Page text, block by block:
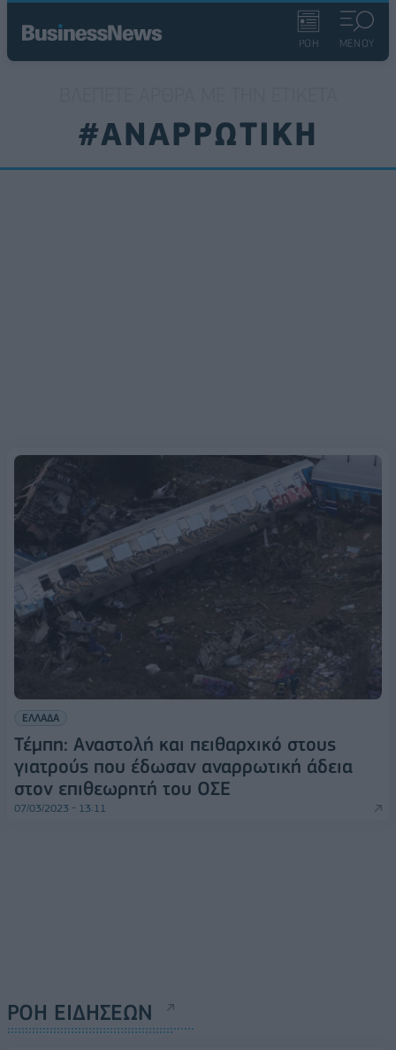
ΡΟΗ ΜΕΝΟΥ
#ΑΝΑΡΡΩΤΙΚΗ
ΕΛΛΑΔΑ
Τέμπη: Αναστολή και πειθαρχικό στους
γιατρούς που έδωσαν αναρρωτική άδεια
στον επιθεωρητή του ΟΣΕ
07/03/2023 - 13:11
ΡΟΗ ΕΙΔΗΣΕΩΝ